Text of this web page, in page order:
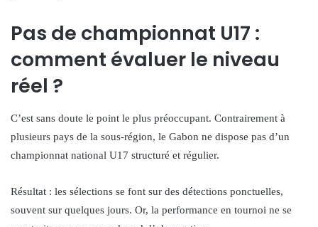
Pas de championnat U17 :
comment évaluer le niveau
réel ?
C’est sans doute le point le plus préoccupant. Contrairement à
plusieurs pays de la sous-région, le Gabon ne dispose pas d’un
championnat national U17 structuré et régulier.
Résultat : les sélections se font sur des détections ponctuelles,
souvent sur quelques jours. Or, la performance en tournoi ne se